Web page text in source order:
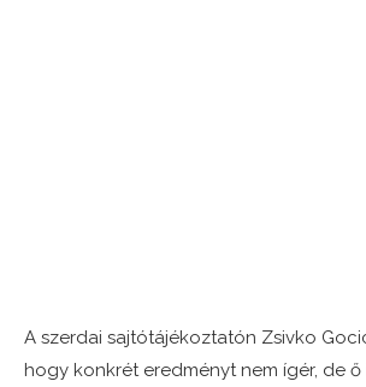
A szerdai sajtótájékoztatón Zsivko
hogy konkrét eredményt nem ígér, de ő